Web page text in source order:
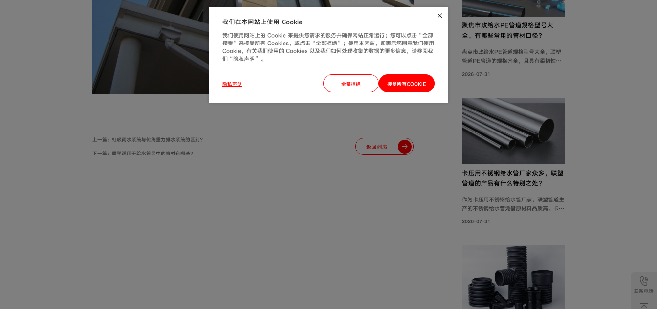
上一篇：虹吸雨水系统与传统重力排水系统的区别？
下一篇：联塑适用于给水管网中的管材有哪些？
返回列表
聚焦市政给水PE管道规格型号大
全，有哪些常用的管材口径？
盘点市政给水PE管道规格型号大全，联塑
管道PE管道的规格齐全，且具有柔韧性
特点，广泛应用于市政供水系统、建筑给水
管及小区给水，大口径（dn125-
dn1600）用于市政主干管。
2026-07-31
卡压用不锈钢给水管厂家众多，联塑
管道的产品有什么特别之处？
作为卡压用不锈钢给水管厂家，联塑管道生
产的不锈钢给水管凭借原材料品质高、卡压
筑给水、冷却循环水系统、气体输送等场
2026-07-31
联系电话
我们在本网站上使用 Cookie
我们使用网站上的 Cookie 来提供您请求的服务并确保网站正常运行；您可以点击“全部
接受”来接受所有 Cookies，或点击“全部拒绝”；使用本网站，即表示您同意我们使用
Cookie，有关我们使用的 Cookies 以及我们如何处理收集的数据的更多信息，请参阅我
们“隐私声明”。
隐私声明 全部拒绝 接受所有COOKIE